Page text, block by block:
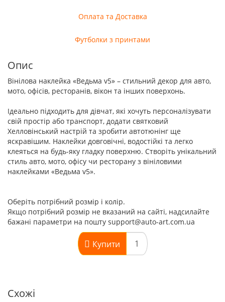
Оплата та Доставка
Футболки з принтами
Опис
Вінілова наклейка «Ведьма v5» – стильний декор для авто,
мото, офісів, ресторанів, вікон та інших поверхонь.
Ідеально підходить для дівчат, які хочуть персоналізувати
свій простір або транспорт, додати святковий
Хелловінський настрій та зробити автотюнінг ще
яскравішим. Наклейки довговічні, водостійкі та легко
клеяться на будь-яку гладку поверхню. Створіть унікальний
стиль авто, мото, офісу чи ресторану з вініловими
наклейками «Ведьма v5».
Оберіть потрібний розмір і колір.
Якщо потрібний розмір не вказаний на сайті, надсилайте
бажані параметри на пошту support@auto-art.com.ua
Купити
Схожі